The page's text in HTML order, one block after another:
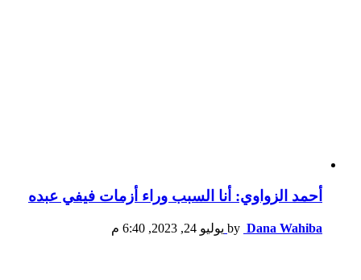
أحمد الزواوي: أنا السبب وراء أزمات فيفي عبده
by Dana Wahiba يوليو 24, 2023, 6:40 م